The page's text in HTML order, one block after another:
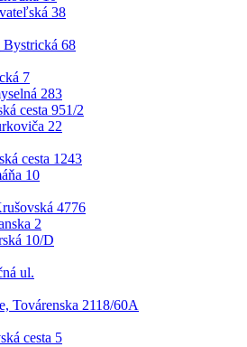
38
Bystrická 68
7
283
cesta 951/2
22
cesta 1243
10
4776
2
10/D
ul.
Továrenska 2118/60A
cesta 5